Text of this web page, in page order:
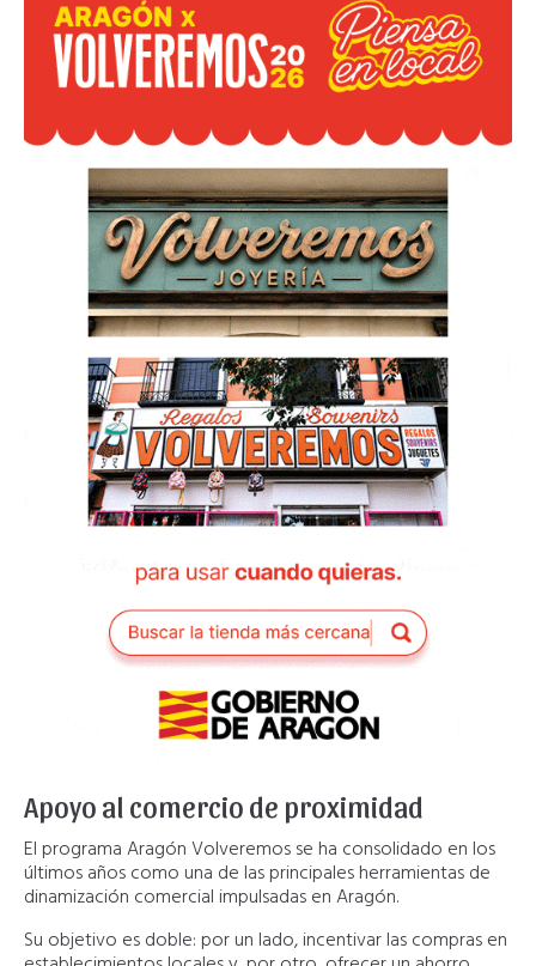
Apoyo al comercio de proximidad
El programa Aragón Volveremos se ha consolidado en los
últimos años como una de las principales herramientas de
dinamización comercial impulsadas en Aragón.
Su objetivo es doble: por un lado, incentivar las compras en